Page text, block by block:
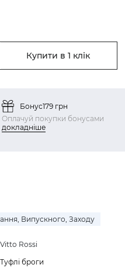
Купити в 1 клік
Бонус179 грн
Оплачуй покупки бонусами
докладніше
, Випускного, Заходу
Vitto Rossi
Туфлі броги